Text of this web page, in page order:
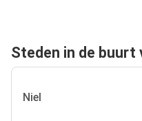
Steden in de buurt
Niel